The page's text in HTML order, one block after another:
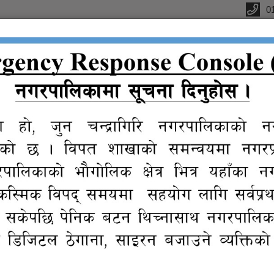
संगालो
Reports eGov
सूचना (CM/SQ/14/2079/080, CM/SQ/19/2079/